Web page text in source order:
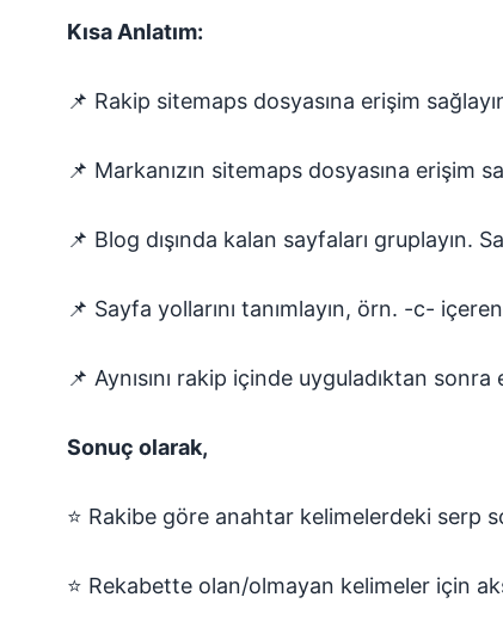
Kısa Anlatım:
📌 Rakip sitemaps dosyasına erişim
📌 Markanızın sitemaps dosyasına erişim
📌 Blog dışında kalan sayfaları gruplayın.
📌 Sayfa yollarını tanımlayın, örn. -c-
📌 Aynısını rakip içinde uyguladıktan
Sonuç olarak,
⭐ Rakibe göre anahtar kelimelerdeki serp
⭐ Rekabette olan/olmayan kelimeler için